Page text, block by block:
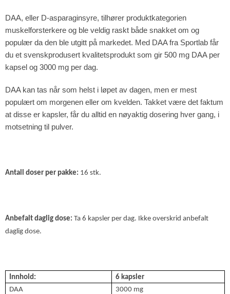
DAA, eller D-asparaginsyre, tilhører produktkategorien
muskelforsterkere og ble veldig raskt både snakket om og
populær da den ble utgitt på markedet. Med DAA fra Sportlab får
du et svenskprodusert kvalitetsprodukt som gir 500 mg DAA per
kapsel og 3000 mg per dag.
DAA kan tas når som helst i løpet av dagen, men er mest
populært om morgenen eller om kvelden. Takket være det faktum
at disse er kapsler, får du alltid en nøyaktig dosering hver gang, i
motsetning til pulver.
Antall doser per pakke: 16 stk.
Anbefalt daglig dose: Ta 6 kapsler per dag. Ikke overskrid anbefalt
daglig dose.
Innhold:
6 kapsler
DAA
3000 mg